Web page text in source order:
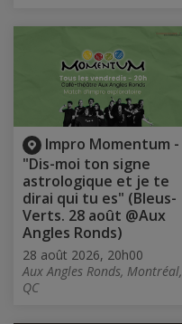
Impro Momentum -
"Dis-moi ton signe
astrologique et je te
dirai qui tu es" (Bleus-
Verts. 28 août @Aux
Angles Ronds)
28 août 2026, 20h00
Aux Angles Ronds, Montréal,
QC